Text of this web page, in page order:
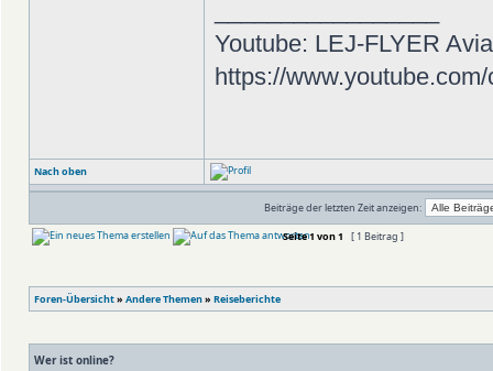
Youtube: LEJ-FLYER
https://
Nach oben
Beiträge der letzten Zeit anzeigen:
Seite1 von1 [ 1 Beitrag ]
Foren-Übersicht» Andere Themen» Reiseberichte
Wer ist online?